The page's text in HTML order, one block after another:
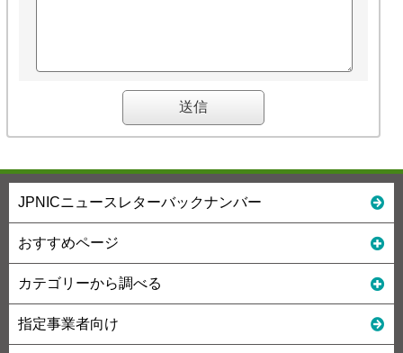
JPNICニュースレターバックナンバー
おすすめページ
カテゴリーから調べる
指定事業者向け